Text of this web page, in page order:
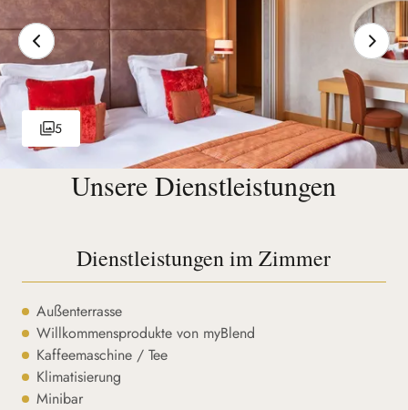
5
Unsere Dienstleistungen
Dienstleistungen im Zimmer
Außenterrasse
Willkommensprodukte von myBlend
Kaffeemaschine / Tee
Klimatisierung
Minibar